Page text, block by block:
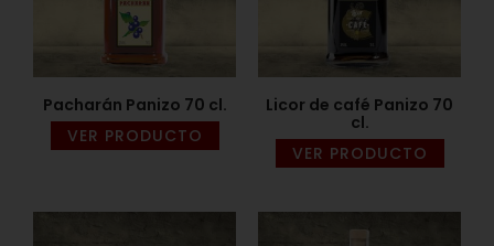
Pacharán Panizo 70 cl.
VER PRODUCTO
Licor de café Panizo 70
cl.
VER PRODUCTO